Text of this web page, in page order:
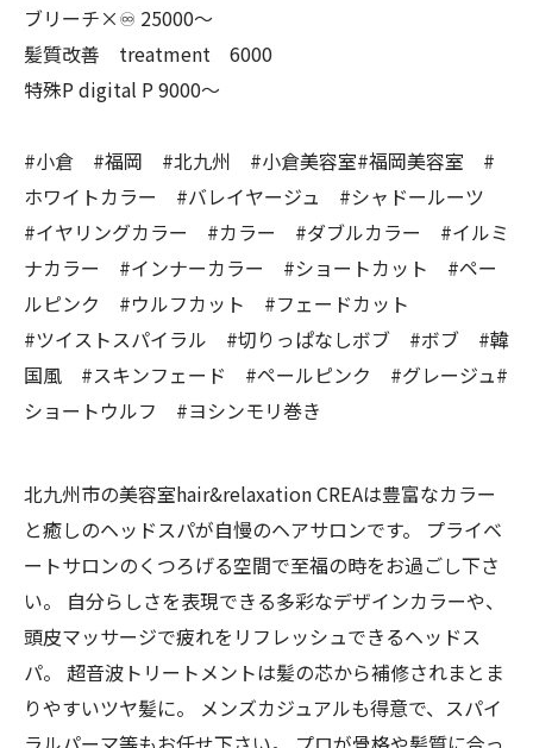
ブリーチ×♾ 25000〜
髪質改善 treatment 6000
特殊P digital P 9000〜
#小倉 #福岡 #北九州 #小倉美容室#福岡美容室 #
ホワイトカラー #バレイヤージュ #シャドールーツ
#イヤリングカラー #カラー #ダブルカラー #イルミ
ナカラー #インナーカラー #ショートカット #ペー
ルピンク #ウルフカット #フェードカット
#ツイストスパイラル #切りっぱなしボブ #ボブ #韓
国風 #スキンフェード #ペールピンク #グレージュ#
ショートウルフ #ヨシンモリ巻き
北九州市の美容室hair&relaxation CREAは豊富なカラー
と癒しのヘッドスパが自慢のヘアサロンです。 プライベ
ートサロンのくつろげる空間で至福の時をお過ごし下さ
い。 自分らしさを表現できる多彩なデザインカラーや、
頭皮マッサージで疲れをリフレッシュできるヘッドス
パ。 超音波トリートメントは髪の芯から補修されまとま
りやすいツヤ髪に。 メンズカジュアルも得意で、スパイ